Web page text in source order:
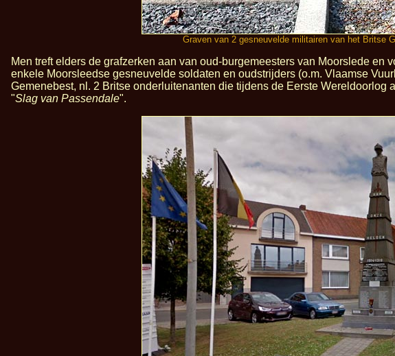
Graven van 2 gesneuvelde militairen van het Britse
Men treft elders de grafzerken aan van oud-burgemeesters van Moorslede
enkele Moorsleedse gesneuvelde soldaten en oudstrijders (o.m. Vlaamse
Gemenebest, nl. 2 Britse onderluitenanten die tijdens de Eerste
"Slag van Passendale".